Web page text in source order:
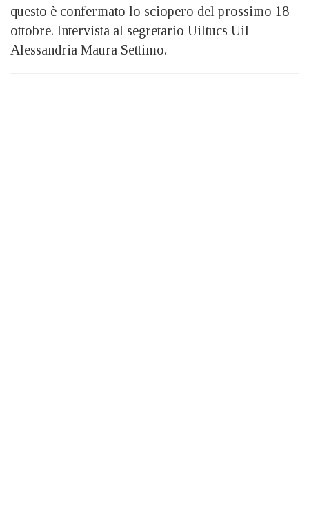
questo è confermato lo sciopero del prossimo 18
ottobre. Intervista al segretario Uiltucs Uil
Alessandria Maura Settimo.